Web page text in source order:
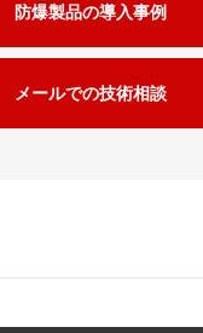
防爆製品の導入事例
メールでの技術相談